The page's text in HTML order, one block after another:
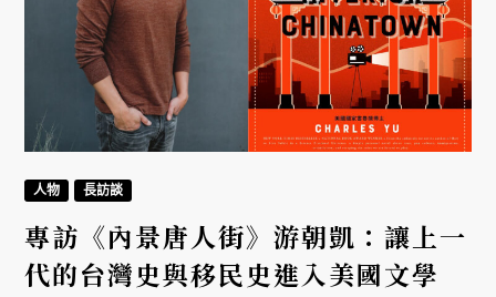
人物 長訪談
專訪《內景唐人街》游朝凱：讓上一
代的台灣史與移民史進入美國文學